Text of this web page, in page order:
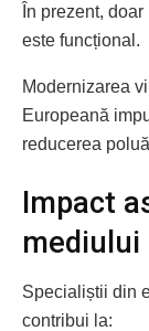
În prezent,
este funcțional.
Modernizarea
Europeană
reducerea
Impact
mediului
Specialiștii din
contribui la: